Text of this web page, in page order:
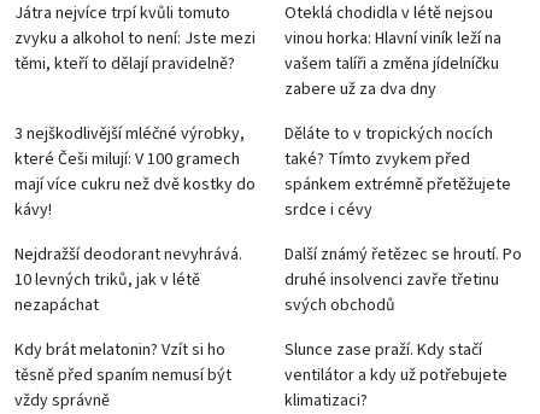
Játra nejvíce trpí kvůli tomuto
zvyku a alkohol to není: Jste mezi
těmi, kteří to dělají pravidelně?
Oteklá chodidla v létě nejsou
vinou horka: Hlavní viník leží na
vašem talíři a změna jídelníčku
zabere už za dva dny
3 nejškodlivější mléčné výrobky,
které Češi milují: V 100 gramech
mají více cukru než dvě kostky do
kávy!
Děláte to v tropických nocích
také? Tímto zvykem před
spánkem extrémně přetěžujete
srdce i cévy
Nejdražší deodorant nevyhrává.
10 levných triků, jak v létě
nezapáchat
Další známý řetězec se hroutí. Po
druhé insolvenci zavře třetinu
svých obchodů
Kdy brát melatonin? Vzít si ho
těsně před spaním nemusí být
vždy správně
Slunce zase praží. Kdy stačí
ventilátor a kdy už potřebujete
klimatizaci?